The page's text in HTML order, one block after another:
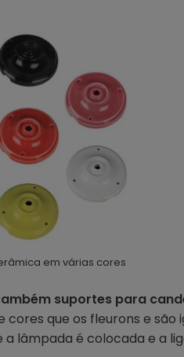
em várias cores
suportes para
que os fleurons e são
lâmpada é colocada e a